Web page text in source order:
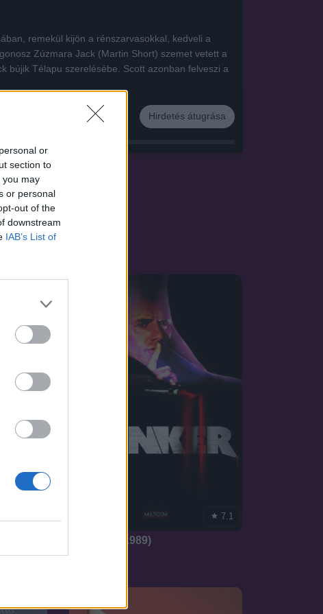
or
section to
you may
or personal
out of the
downstream
IAB’s List of
Hirdetés átugrása
remekül kijön a rénszarvasokkal, kedveli a
Zúzmara Jack (Martin Short) szemet vetett a
bújik Télapu szerelésébe. Scott azonban felveszi a
7.1
A Bankár (1989)